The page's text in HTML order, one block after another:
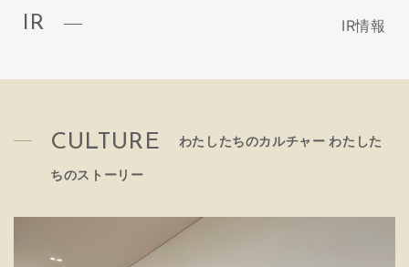
IR IR情報
CULTURE わたしたちのカルチャー わたした
ちのストーリー